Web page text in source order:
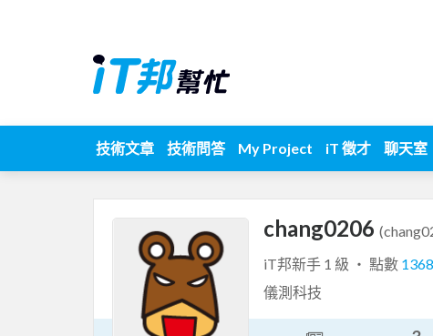
技術文章 技術問答 My Project iT 徵才 聊天室
chang0206
iT邦新手 1 級 ‧ 點數 1368
儀測科技